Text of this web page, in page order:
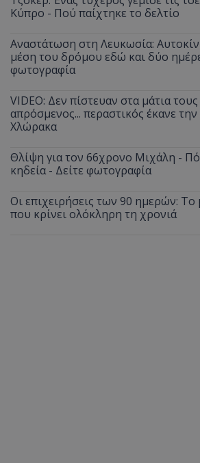
Κύπρο - Πού παίχτηκε το δελτίο
Αναστάτωση στη Λευκωσία:
μέση του δρόμου εδώ και δύο
φωτογραφία
VIDEO: Δεν πίστευαν στα μάτια
απρόσμενος... περαστικός έκανε
Χλώρακα
Θλίψη για τον 66χρονο Μιχάλη -
κηδεία - Δείτε φωτογραφία
Οι επιχειρήσεις των 90 ημερών: Το
που κρίνει ολόκληρη τη χρονιά